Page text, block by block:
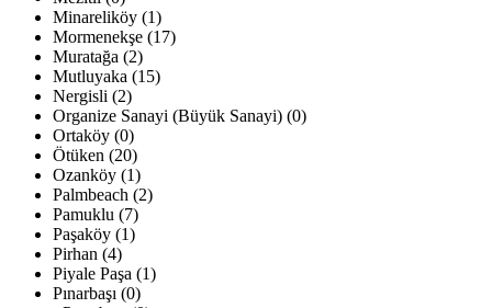
Minareliköy (1)
Mormenekşe (17)
Muratağa (2)
Mutluyaka (15)
Nergisli (2)
Organize Sanayi (Büyük Sanayi) (0)
Ortaköy (0)
Ötüken (20)
Ozanköy (1)
Palmbeach (2)
Pamuklu (7)
Paşaköy (1)
Pirhan (4)
Piyale Paşa (1)
Pınarbaşı (0)